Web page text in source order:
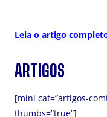
Leia o artigo
ARTIGOS
[mini cat=”artigos-
thumbs=”true”]